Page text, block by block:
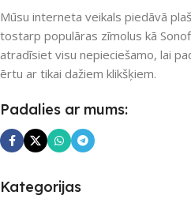
PIEEJAMS UZREIZ
SKAITS
Mūsu interneta veikals piedāvā
tostarp populāras zīmolus kā
atradīsiet visu nepieciešamo, lai
ērtu ar tikai dažiem klikšķiem.
Padalies ar mums:
Kategorijas